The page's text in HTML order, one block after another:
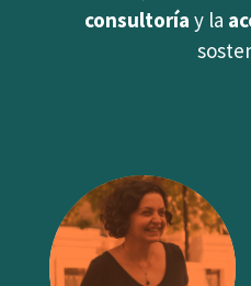
consultoría y la